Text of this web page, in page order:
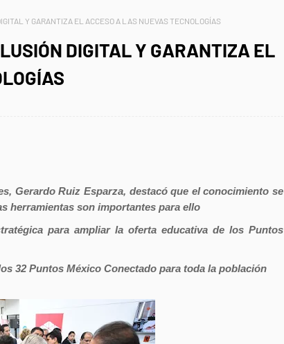
Y GARANTIZA EL ACCESO A LAS NUEVAS TECNOLOGÍAS
DIGITAL Y GARANTIZA EL
Gerardo Ruiz Esparza, destacó que el conocimiento se
herramientas son importantes para ello
para ampliar la oferta educativa de los Puntos
32 Puntos México Conectado para toda la población